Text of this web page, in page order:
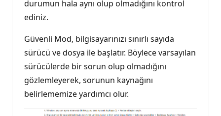
durumun hala aynı olup olmadığını kontrol
ediniz.
Güvenli Mod, bilgisayarınızı sınırlı sayıda
sürücü ve dosya ile başlatır. Böylece varsayılan
sürücülerde bir sorun olup olmadığını
gözlemleyerek, sorunun kaynağını
belirlememize yardımcı olur.